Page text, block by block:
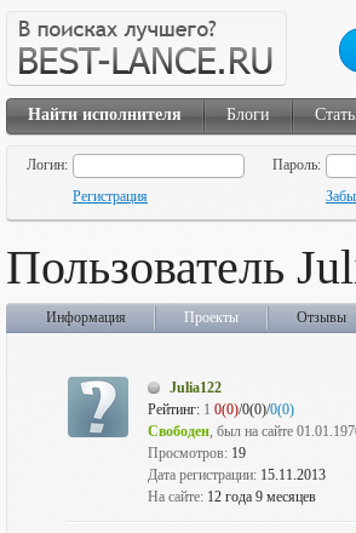
Найти исполнителя Блоги
Логин:
Пароль:
Регистрация
Пользователь
Информация Проекты Отзывы
Julia122
Рейтинг: 1 0(0)/0(0)/0(0)
Свободен, был на сайте
Просмотров: 19
Дата регистрации: 15.11.2013
На сайте: 12 года 9 месяцев